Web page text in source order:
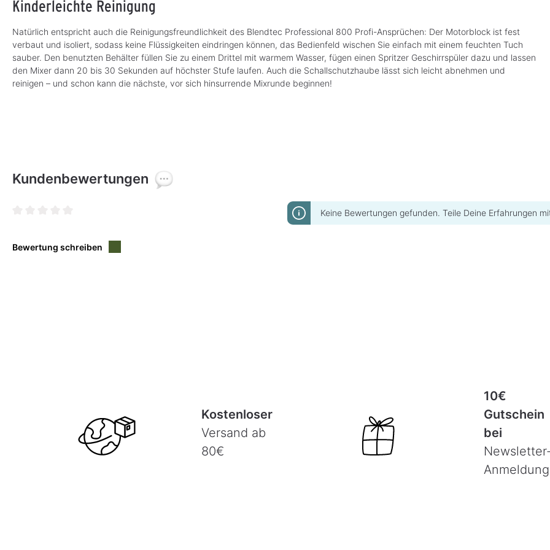
Kinderleichte Reinigung
Natürlich entspricht auch die Reinigungsfreundlichkeit des Blendtec Professional 800 Profi-Ansprüchen: Der Motorblock ist fest
verbaut und isoliert, sodass keine Flüssigkeiten eindringen können, das Bedienfeld wischen Sie einfach mit einem feuchten Tuch
sauber. Den benutzten Behälter füllen Sie zu einem Drittel mit warmem Wasser, fügen einen Spritzer Geschirrspüler dazu und lassen
den Mixer dann 20 bis 30 Sekunden auf höchster Stufe laufen. Auch die Schallschutzhaube lässt sich leicht abnehmen und
reinigen – und schon kann die nächste, vor sich hinsurrende Mixrunde beginnen!
Kundenbewertungen
Bewertung schreiben
Keine Bewertungen gefunden. Teile Deine Erfahrungen
Kostenloser
Versand ab
80€
10€
Gutschein
bei
Anmeldung